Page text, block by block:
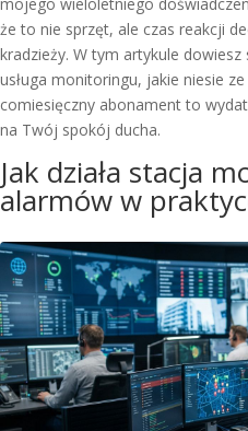
że to nie sprzęt, ale czas reakcji
kradzieży. W tym artykule
usługa monitoringu, jakie niesie
comiesięczny abonament to
na Twój spokój ducha.
Jak działa stacja
alarmów w